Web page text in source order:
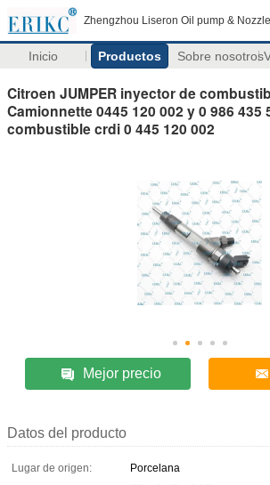
Zhengzhou Liseron Oil pump &
Inicio Productos Sobre nosotros
Citroen JUMPER inyector de
Camionnette 0445 120 002 y 0 986
combustible crdi 0 445 120 002
Mejor precio
Datos del producto
Lugar de origen:
Porcelana